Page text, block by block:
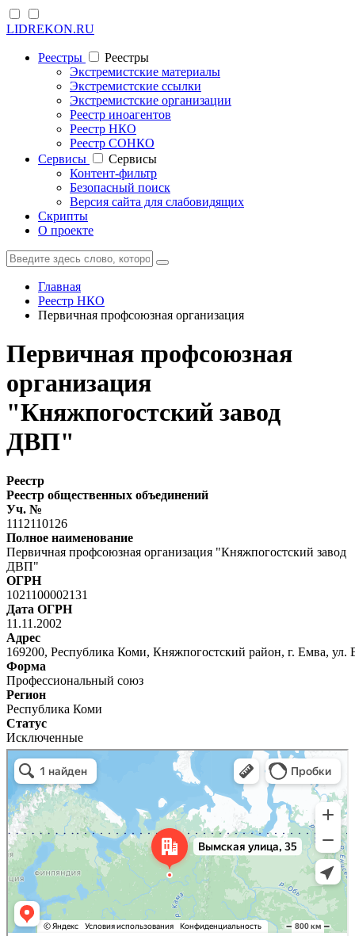
LIDREKON.RU
Реестры
Реестры
Экстремистские материалы
Экстремистские ссылки
Экстремистские организации
Реестр иноагентов
Реестр НКО
Реестр СОНКО
Cервисы
Cервисы
Контент-фильтр
Безопасный поиск
Версия сайта для слабовидящих
Скрипты
О проекте
Главная
Реестр НКО
Первичная профсоюзная организация
Первичная профсоюзная
организация
"Княжпогостский завод
ДВП"
Реестр
Реестр общественных объединений
Уч. №
1112110126
Полное наименование
Первичная профсоюзная организация "Княжпогостский завод
ДВП"
ОГРН
1021100002131
Дата ОГРН
11.11.2002
Адрес
169200, Республика Коми, Княжпогостский район, г. Емва, ул.
Форма
Профессиональный союз
Регион
Республика Коми
Статус
Исключенные